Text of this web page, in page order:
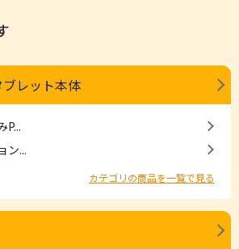
レット本体
P...
ン...
カテゴリの商品を一覧で見る